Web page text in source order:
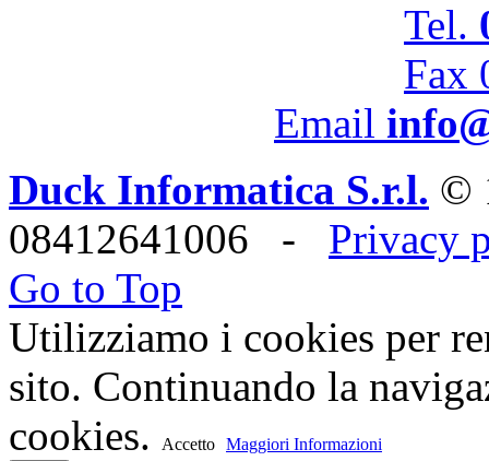
Tel.
Fax
Email
Duck Informatica S.r.l. ©
08412641006 - Privacy
Go to Top
Utilizziamo i cookies per
sito. Continuando la
cookies.
Accetto Maggiori Informazioni